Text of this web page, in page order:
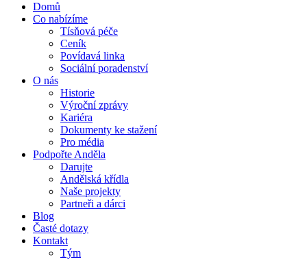
Domů
Co nabízíme
Tísňová péče
Ceník
Povídavá linka
Sociální poradenství
O nás
Historie
Výroční zprávy
Kariéra
Dokumenty ke stažení
Pro média
Podpořte Anděla
Darujte
Andělská křídla
Naše projekty
Partneři a dárci
Blog
Časté dotazy
Kontakt
Tým